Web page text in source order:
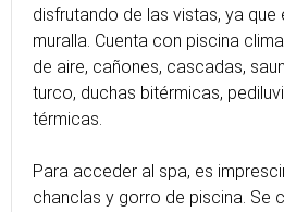
disfrutando de las vistas, ya
muralla. Cuenta con piscina
de aire, cañones, cascadas,
turco, duchas bitérmicas,
térmicas.
Para acceder al spa, es
chanclas y gorro de piscina. Se